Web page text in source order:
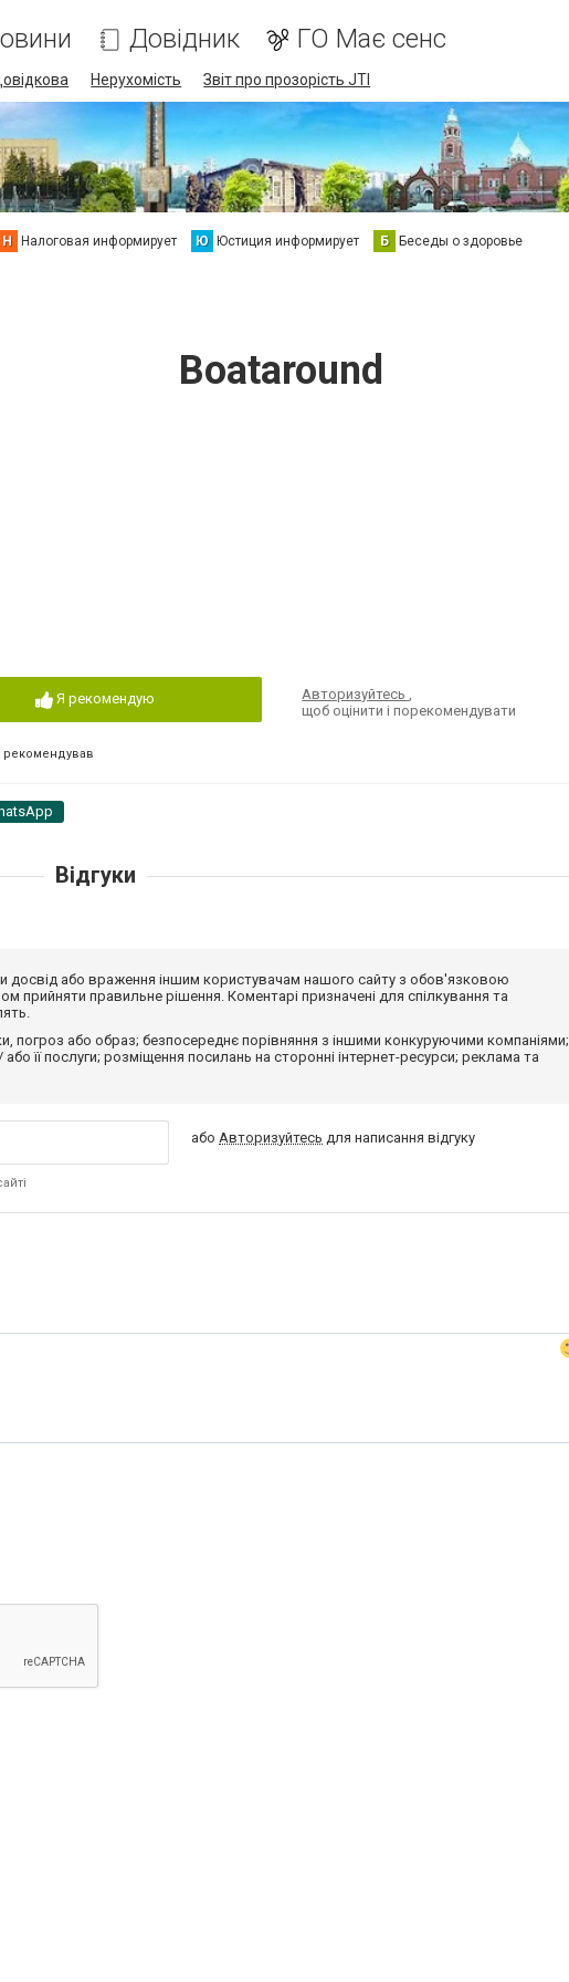
Довідник ГО Має сенс
Нерухомість Звіт про прозорість JTI
Н Налоговая информирует Ю Юстиция информирует Б Беседы о здоровье
Boataround
Я рекомендую
рекомендував
Авторизуйтесь,
щоб оцінити і порекомендувати
Відгуки
досвід або враження іншим користувачам нашого сайту з обов'язковою
прийняти правильне рішення. Коментарі призначені для спілкування та
погроз або образ; безпосереднє порівняння з іншими конкуруючими компаніями;
її послуги; розміщення посилань на сторонні інтернет-ресурси; реклама та
абоАвторизуйтесь для написання відгуку